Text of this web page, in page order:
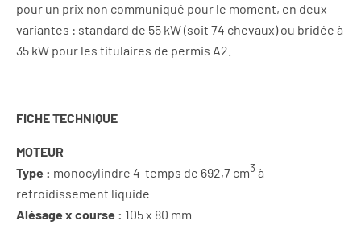
pour un prix non communiqué pour le moment, en deux
variantes : standard de 55 kW (soit 74 chevaux) ou bridée à
35 kW pour les titulaires de permis A2.
FICHE TECHNIQUE
MOTEUR
Type : monocylindre 4-temps de 692,7 cm3 à
refroidissement liquide
Alésage x course : 105 x 80 mm